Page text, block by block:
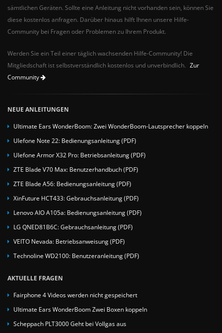
sämtlichen Geräten. Sollte eine Anleitung nicht vorhanden sein, können Sie
diese kostenlos anfragen. Darüber hinaus hilft Ihnen unsere Hilfe-
Community bei Fragen oder Problemen zu Ihrem Produkt.
Werden Sie ein Teil einer täglich wachsenden Hilfe-Community! Die
Mitgliedschaft ist selbstverständlich kostenlos und unverbindlich. Zur
Community
NEUE ANLEITUNGEN
Ultimate Ears WonderBoom: Zwei WonderBoom-Lautsprecher koppeln
Ulefone Note 22: Bedienungsanleitung (PDF)
Ulefone Armor X32 Pro: Betriebsanleitung (PDF)
ZTE Blade V70 Max: Benutzerhandbuch (PDF)
ZTE Blade A56: Bedienungsanleitung (PDF)
XinFuture HCT433: Gebrauchsanleitung (PDF)
Lenovo AIO A105a: Bedienungsanleitung (PDF)
LG QNED81B6C: Gebrauchsanleitung (PDF)
VEITO Nevada: Betriebsanweisung (PDF)
Technoline WD2100: Benutzeranleitung (PDF)
AKTUELLE FRAGEN
Fairphone 4 Videos werden nicht gespeichert
Ultimate Ears WonderBoom Zwei Boxen koppeln
Scheppach PLT3000 Geht bei Vollgas aus